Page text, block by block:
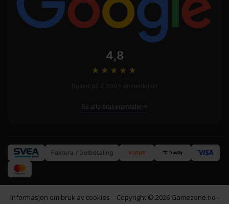
4,8
★★★★ ★
Se alle brukeromtaler
Faktura / Delbetaling
Informasjon om bruk av cookies
Copyright © 2026 Gamezone.no -